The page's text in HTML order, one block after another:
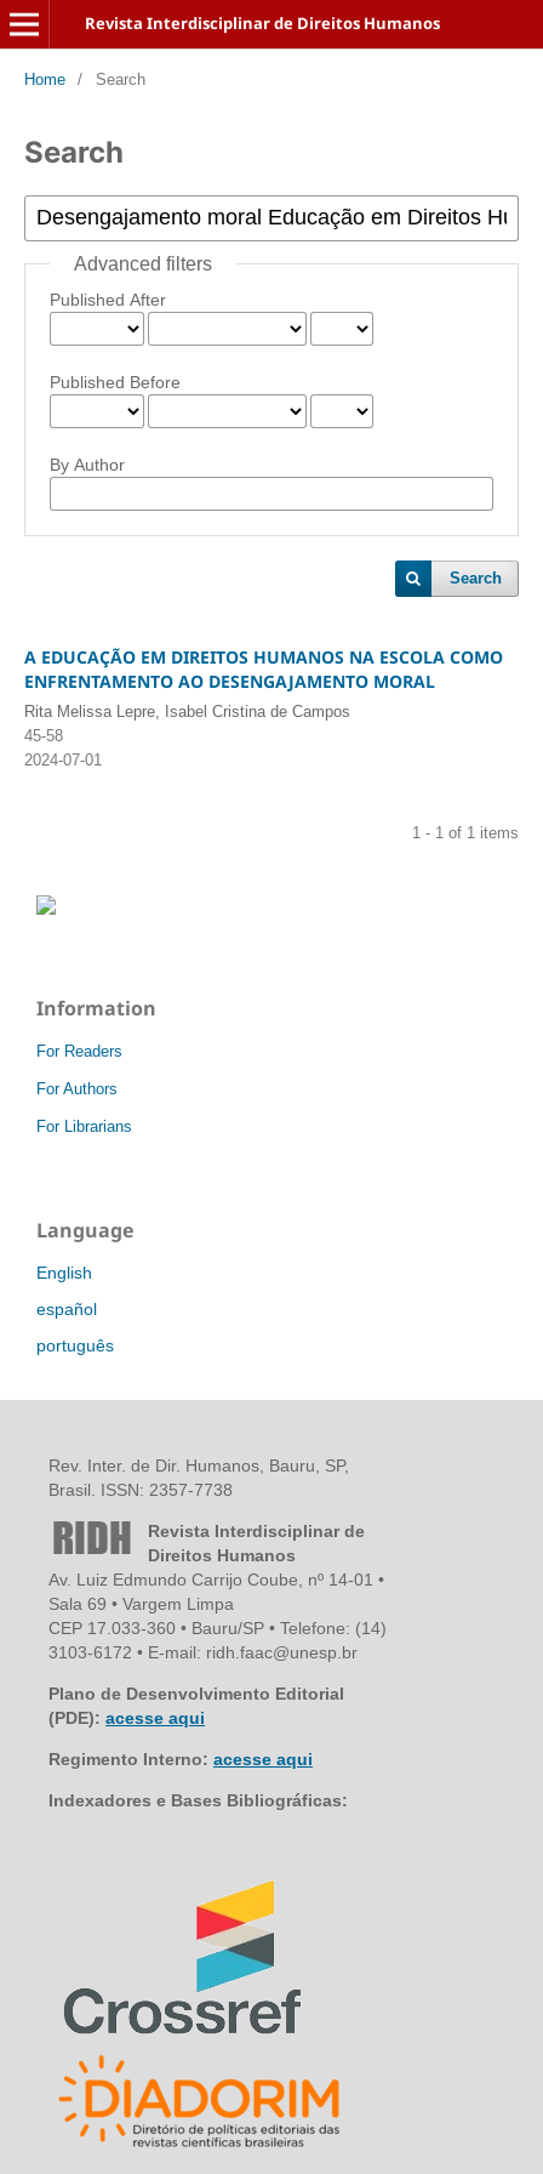
Revista Interdisciplinar de Direitos Humanos
Home / Search
Search
Advanced filters
Published After
Published Before
By Author
Search
A EDUCAÇÃO EM DIREITOS HUMANOS NA ESCOLA COMO
ENFRENTAMENTO AO DESENGAJAMENTO MORAL
Rita Melissa Lepre, Isabel Cristina de Campos
45-58
2024-07-01
1 - 1 of 1 items
Information
For Readers
For Authors
For Librarians
Language
English
español
português
Rev. Inter. de Dir. Humanos, Bauru, SP,
Brasil. ISSN: 2357-7738
Revista Interdisciplinar de
Direitos Humanos
Av. Luiz Edmundo Carrijo Coube, nº 14-01 •
Sala 69 • Vargem Limpa
CEP 17.033-360 • Bauru/SP • Telefone: (14)
3103-6172 • E-mail: ridh.faac@unesp.br
Plano de Desenvolvimento Editorial
(PDE): acesse aqui
Regimento Interno: acesse aqui
Indexadores e Bases Bibliográficas: